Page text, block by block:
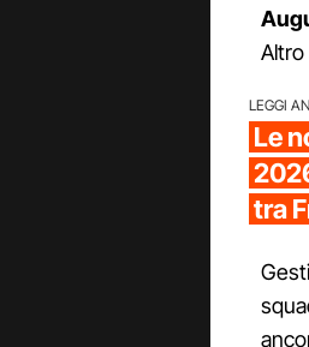
Altro
LEGGI
Le
tra